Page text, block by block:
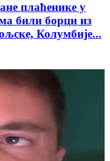
плаћенике у
били борци из
Колумбије...